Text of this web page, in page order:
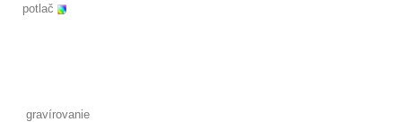
potlač
gravírovanie